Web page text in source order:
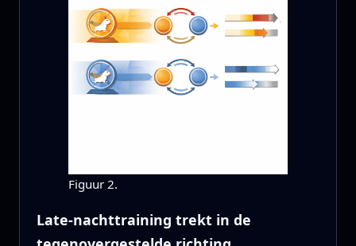
Figuur 2.
Late-nachttraining trekt in de